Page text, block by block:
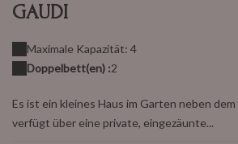
GAUDI
Maximale Kapazität: 4
Doppelbett(en) :2
Es ist ein kleines Haus im Garten neben dem
verfügt über eine private, eingezäunte...